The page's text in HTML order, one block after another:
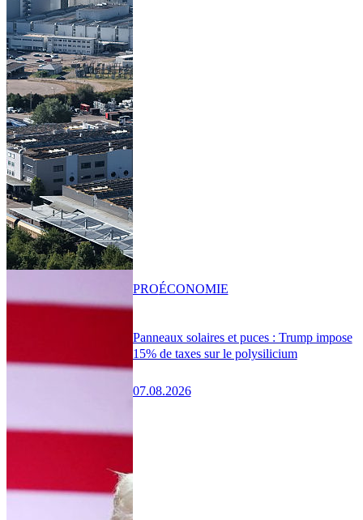
Panneaux solaires et puces : Trump impose
15% de taxes sur le polysilicium
07.08.2026
PROÉCONOMIE